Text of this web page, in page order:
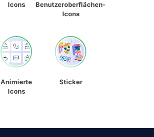
Icons
Benutzeroberflächen-
Icons
Animierte
Icons
Sticker